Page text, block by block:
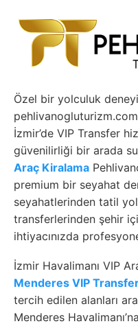
Özel bir yolculuk
İzmir’de VIP Transfer
güvenilirliği bir arada
Araç Kiralama
premium bir seyahat
seyahatlerinden tatil
transferlerinden şehir
ihtiyacınızda
İzmir Havalimanı VIP
Menderes VIP
tercih edilen alanları
Menderes